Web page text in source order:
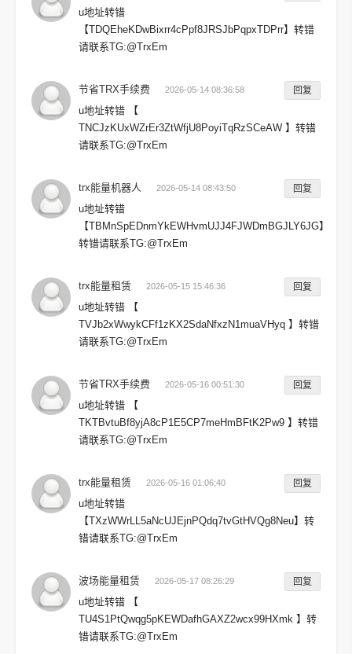
u地址转错
【TDQEheKDwBixrr4cPpf8JRSJbPqpxTDPrr】转错
请联系TG:@TrxEm
节省TRX手续费 2026-05-14 08:36:58 回复
u地址转错 【
TNCJzKUxWZrEr3ZtWfjU8PoyiTqRzSCeAW 】转错
请联系TG:@TrxEm
trx能量机器人 2026-05-14 08:43:50 回复
u地址转错
【TBMnSpEDnmYkEWHvmUJJ4FJWDmBGJLY6JG】
转错请联系TG:@TrxEm
trx能量租赁 2026-05-15 15:46:36 回复
u地址转错 【
TVJb2xWwykCFf1zKX2SdaNfxzN1muaVHyq 】转错
请联系TG:@TrxEm
节省TRX手续费 2026-05-16 00:51:30 回复
u地址转错 【
TKTBvtuBf8yjA8cP1E5CP7meHmBFtK2Pw9 】转错
请联系TG:@TrxEm
trx能量租赁 2026-05-16 01:06:40 回复
u地址转错
【TXzWWrLL5aNcUJEjnPQdq7tvGtHVQg8Neu】转
错请联系TG:@TrxEm
波场能量租赁 2026-05-17 08:26:29 回复
u地址转错 【
TU4S1PtQwqg5pKEWDafhGAXZ2wcx99HXmk 】转
错请联系TG:@TrxEm